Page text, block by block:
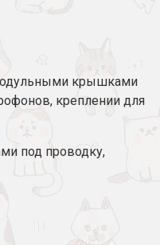
крышками
креплении для
под проводку,